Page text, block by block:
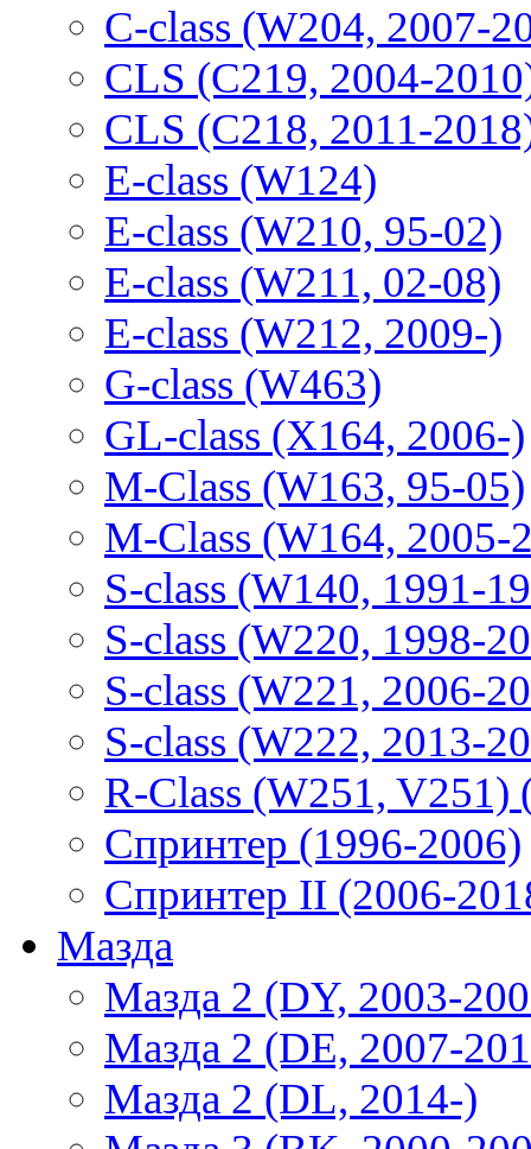
C-class (W204, 2007-
CLS (C219, 2004-
CLS (C218, 2011-
E-class (W124)
E-class (W210, 95-02)
E-class (W211, 02-08)
E-class (W212, 2009-)
G-class (W463)
GL-class (X164, 2006-)
M-Class (W163, 95-05)
M-Class (W164, 2005-
S-class (W140, 1991-
S-class (W220, 1998-
S-class (W221, 2006-
S-class (W222, 2013-
R-Class (W251, V251)
Спринтер (1996-2006)
Спринтер II (2006-
Мазда
Мазда 2 (DY, 2003-
Мазда 2 (DE, 2007-
Мазда 2 (DL, 2014-)